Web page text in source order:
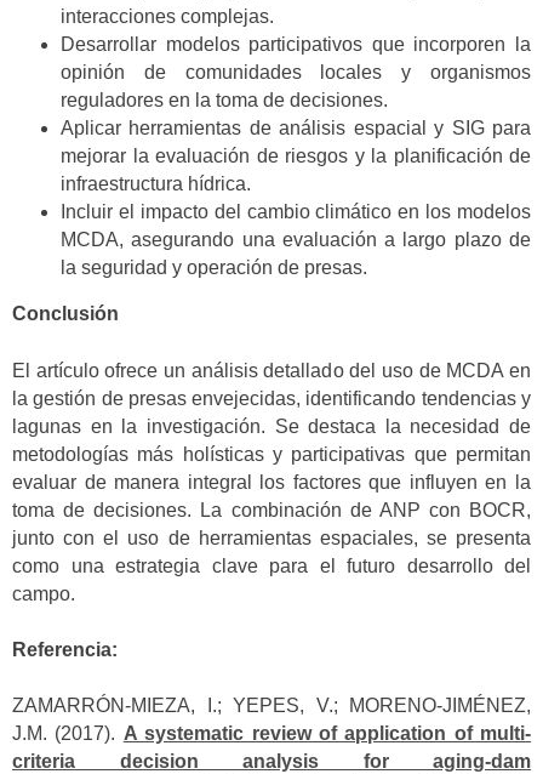
interacciones complejas.
Desarrollar modelos participativos que incorporen la
opinión de comunidades locales y organismos
reguladores en la toma de decisiones.
Aplicar herramientas de análisis espacial y SIG para
mejorar la evaluación de riesgos y la planificación de
infraestructura hídrica.
Incluir el impacto del cambio climático en los modelos
MCDA, asegurando una evaluación a largo plazo de
la seguridad y operación de presas.
Conclusión
El artículo ofrece un análisis detallado del uso de MCDA en
la gestión de presas envejecidas, identificando tendencias y
lagunas en la investigación. Se destaca la necesidad de
metodologías más holísticas y participativas que permitan
evaluar de manera integral los factores que influyen en la
toma de decisiones. La combinación de ANP con BOCR,
junto con el uso de herramientas espaciales, se presenta
como una estrategia clave para el futuro desarrollo del
campo.
Referencia:
ZAMARRÓN-MIEZA, I.; YEPES, V.; MORENO-JIMÉNEZ,
J.M. (2017). A systematic review of application of multi-
criteria decision analysis for aging-dam